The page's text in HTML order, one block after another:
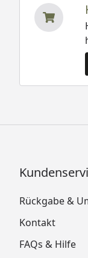
Rückgabe &
Kontakt
FAQs & Hilfe